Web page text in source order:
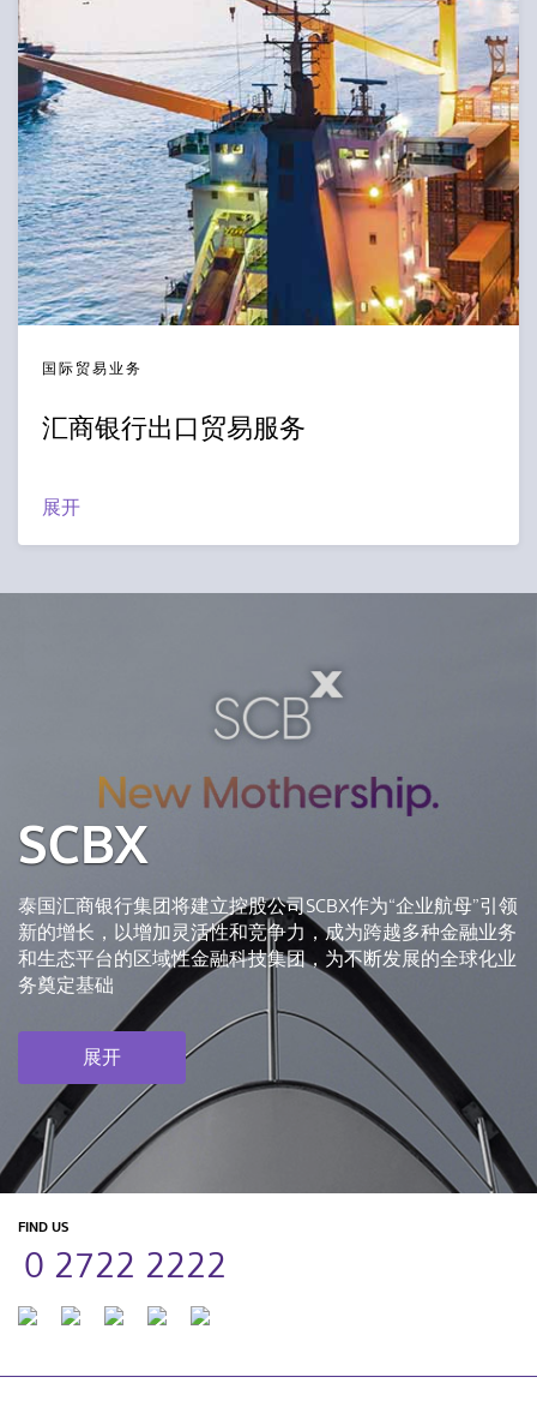
国际贸易业务
汇商银行出口贸易服务
展开
SCBX
泰国汇商银行集团将建立控股公司SCBX作为“企业航母”引领
新的增长，以增加灵活性和竞争力，成为跨越多种金融业务
和生态平台的区域性金融科技集团，为不断发展的全球化业
务奠定基础
展开
FIND US
0 2722 2222